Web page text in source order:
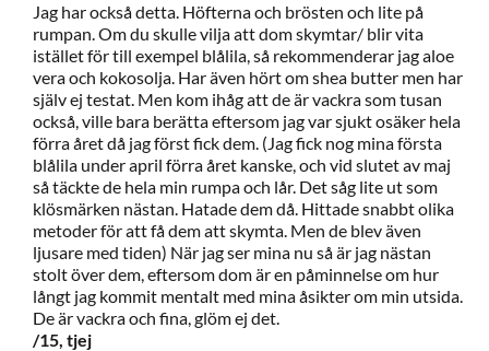
Jag har också detta. Höfterna och brösten och lite på
rumpan. Om du skulle vilja att dom skymtar/ blir vita
istället för till exempel blålila, så rekommenderar jag aloe
vera och kokosolja. Har även hört om shea butter men har
själv ej testat. Men kom ihåg att de är vackra som tusan
också, ville bara berätta eftersom jag var sjukt osäker hela
förra året då jag först fick dem. (Jag fick nog mina första
blålila under april förra året kanske, och vid slutet av maj
så täckte de hela min rumpa och lår. Det såg lite ut som
klösmärken nästan. Hatade dem då. Hittade snabbt olika
metoder för att få dem att skymta. Men de blev även
ljusare med tiden) När jag ser mina nu så är jag nästan
stolt över dem, eftersom dom är en påminnelse om hur
långt jag kommit mentalt med mina åsikter om min utsida.
De är vackra och fina, glöm ej det.
/15, tjej